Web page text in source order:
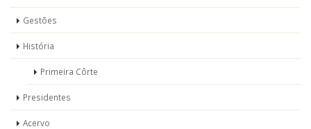
Gestões
História
Primeira Côrte
Presidentes
Acervo